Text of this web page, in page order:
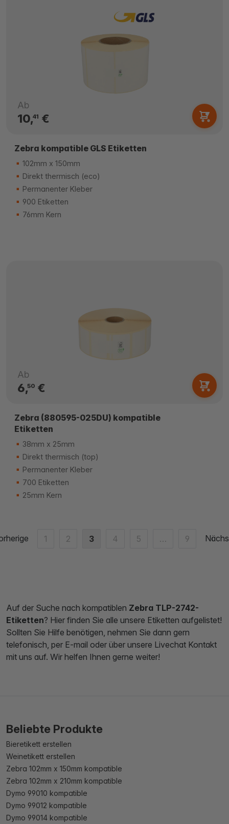
Ab
10,41 €
Zebra kompatible GLS Etiketten
102mm x 150mm
Direkt thermisch (eco)
Permanenter Kleber
900 Etiketten
76mm Kern
Ab
6,50€
Zebra (880595-025DU) kompatible
Etiketten
38mm x 25mm
Direkt thermisch (top)
Permanenter Kleber
700 Etiketten
25mm Kern
1 2 3 4 5 … 9
Auf der Suche nach kompatiblen Zebra TLP-2742-
Etiketten? Hier finden Sie alle unsere Etiketten aufgelistet!
Sollten Sie Hilfe benötigen, nehmen Sie dann gern
telefonisch, per E-mail oder über unsere Livechat Kontakt
mit uns auf. Wir helfen Ihnen gerne weiter!
Beliebte Produkte
Bieretikett erstellen
Weinetikett erstellen
Zebra 102mm x 150mm kompatible
Zebra 102mm x 210mm kompatible
Dymo 99010 kompatible
Dymo 99012 kompatible
Dymo 99014 kompatible